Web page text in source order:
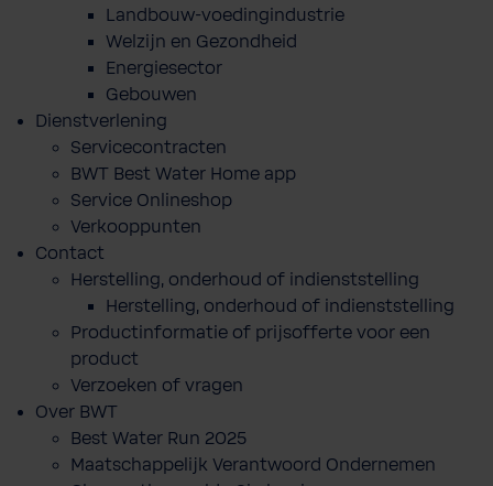
Landbouw-voedingindustrie
Welzijn en Gezondheid
Energiesector
Gebouwen
Dienstverlening
Servicecontracten
BWT Best Water Home app
Service Onlineshop
Verkooppunten
Contact
Herstelling, onderhoud of indienststelling
Herstelling, onderhoud of indienststelling
Productinformatie of prijsofferte voor een
product
Verzoeken of vragen
Over BWT
Best Water Run 2025
Maatschappelijk Verantwoord Ondernemen